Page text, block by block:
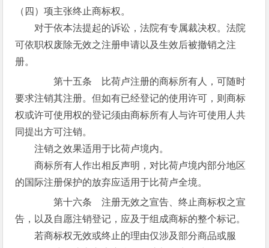
（四）项主张终止商标权。
对于依本法提起的诉讼，法院有专属裁决权。法院
可依职权废除无效之注册申请以及生效后被撤销之注
册。
第十五条 比荷卢注册的商标所有人，可随时
要求注销其注册。但如有已经登记的使用许可，则商标
权或许可使用权的登记须由商标所有人与许可使用人共
同提出方可注销。
注销之效果适用于比荷卢境内。
商标所有人作出相反声明，对比荷卢境内部分地区
的国际注册保护的放弃应适用于比荷卢全境。
第十六条 注册无效之宣告、终止商标权之宣
告，以及自愿注销登记，应及于组成商标的整个标记。
若商标权无效或终止的理由仅涉及部分商品或服